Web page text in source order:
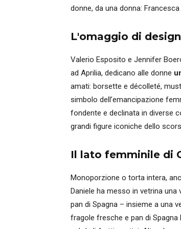
donne, da una donna:
L'omaggio di
Valerio Esposito e Jennifer
ad Aprilia, dedicano alle donne
amati: borsette e décolleté,
simbolo dell’emancipazione
fondente e declinata in diverse
grandi figure iconiche dello
Il lato femminile di
Monoporzione o torta intera,
Daniele ha messo in vetrina
pan di Spagna – insieme a una
fragole fresche e pan di